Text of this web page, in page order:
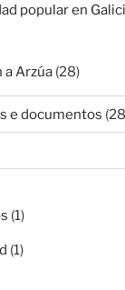
popular en
a Arzúa (28)
e documentos
(1)
(1)